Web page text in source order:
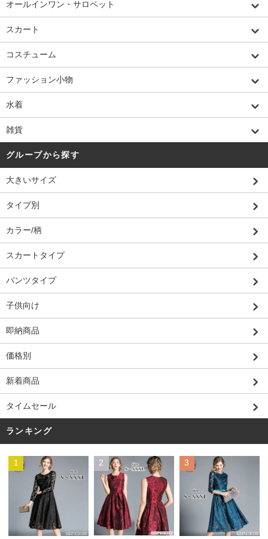
オールインワン・サロペット
スカート
コスチューム
ファッション小物
水着
雑貨
グループから探す
大きいサイズ
タイプ別
カラー/柄
スカートタイプ
パンツタイプ
子供向け
即納商品
価格別
新着商品
タイムセール
ランキング
1 2 3